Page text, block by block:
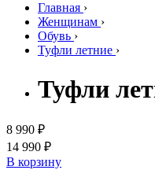
Главная ›
Женщинам ›
Обувь ›
Туфли летние ›
Туфли
8 990 ₽
14 990 ₽
В корзину